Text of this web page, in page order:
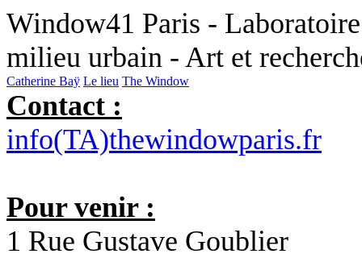
Window41 Paris -
milieu urbain - Art et
Catherine Baÿ Le lieu The Window
Contact :
info(TA)thewindowparis.fr
Pour venir :
1 Rue Gustave Goublier